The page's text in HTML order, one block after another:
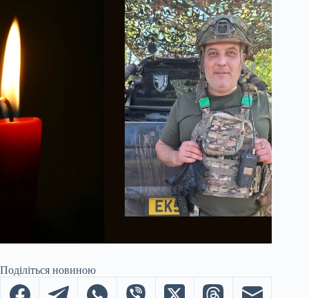
Поділіться новиною